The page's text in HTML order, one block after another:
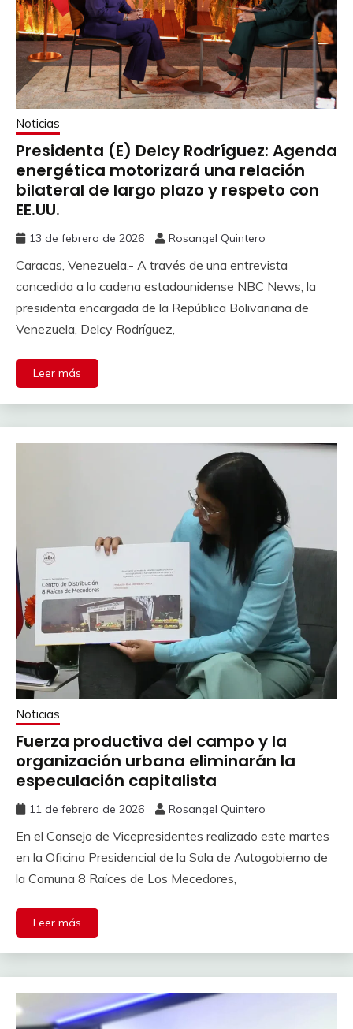
Noticias
Presidenta (E) Delcy Rodríguez: Agenda
energética motorizará una relación
bilateral de largo plazo y respeto con
EE.UU.
13 de febrero de 2026 Rosangel Quintero
Caracas, Venezuela.- A través de una entrevista
concedida a la cadena estadounidense NBC News, la
presidenta encargada de la República Bolivariana de
Venezuela, Delcy Rodríguez,
Leer más
Noticias
Fuerza productiva del campo y la
organización urbana eliminarán la
especulación capitalista
11 de febrero de 2026 Rosangel Quintero
En el Consejo de Vicepresidentes realizado este martes
en la Oficina Presidencial de la Sala de Autogobierno de
la Comuna 8 Raíces de Los Mecedores,
Leer más